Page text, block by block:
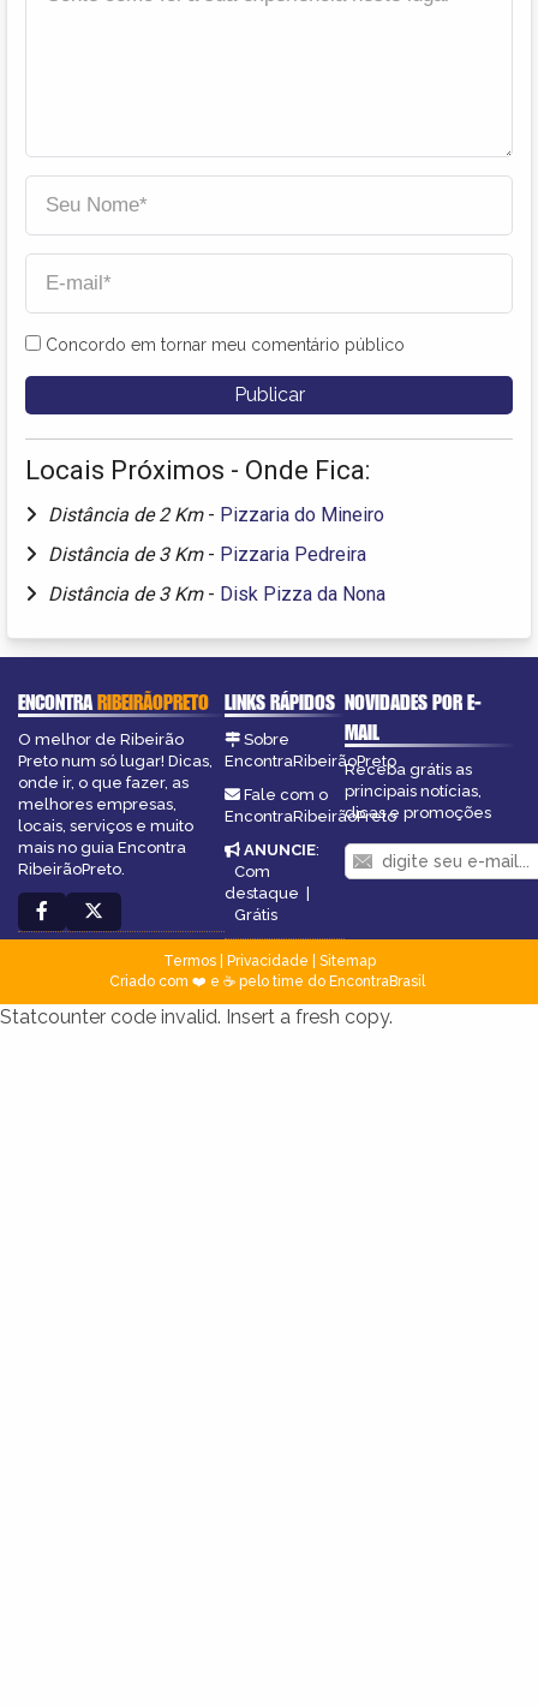
Concordo em tornar meu comentário público
Locais Próximos - Onde Fica:
Distância de 2 Km - Pizzaria do Mineiro
Distância de 3 Km - Pizzaria Pedreira
Distância de 3 Km - Disk Pizza da Nona
ENCONTRARIBEIRÃOPRETO
O melhor de Ribeirão
Preto num só lugar! Dicas,
onde ir, o que fazer, as
melhores empresas,
locais, serviços e muito
mais no guia Encontra
RibeirãoPreto.
LINKS RÁPIDOS
Sobre
EncontraRibeirãoPreto
Fale com o
EncontraRibeirãoPreto
ANUNCIE:
Com
destaque
Grátis
NOVIDADES POR E-
MAIL
Receba grátis as
principais notícias,
dicas e promoções
Termos| Privacidade
Sitemap
Criado com ❤️ e ☕ pelo time do EncontraBrasil
Statcounter code invalid. Insert a fresh copy.